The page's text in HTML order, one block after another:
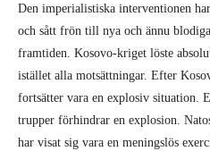
Den imperialistiska interventionen
och sått frön till nya och ännu
framtiden. Kosovo-kriget löste
istället alla motsättningar. Efter
fortsätter vara en explosiv situation.
trupper förhindrar en explosion.
har visat sig vara en meningslös